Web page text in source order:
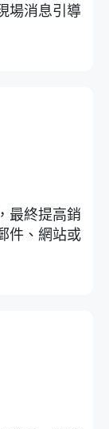
場消息引導
最終提高銷
件、網站或